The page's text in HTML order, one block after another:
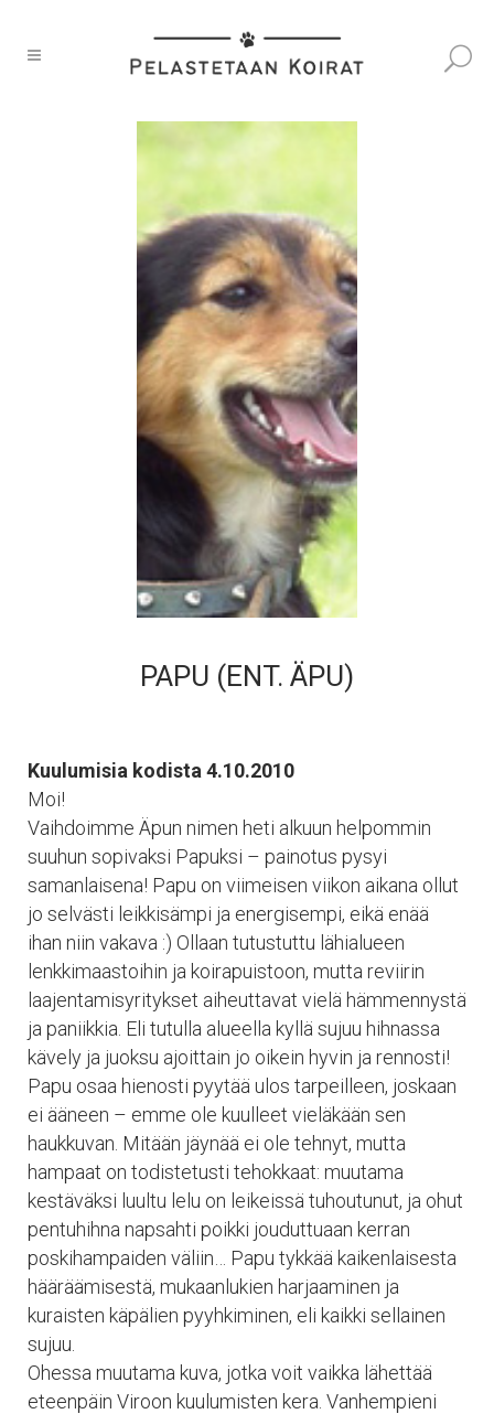
PAPU (ENT. ÄPU)
Kuulumisia kodista 4.10.2010
Moi!
Vaihdoimme Äpun nimen heti alkuun helpommin
suuhun sopivaksi Papuksi – painotus pysyi
samanlaisena! Papu on viimeisen viikon aikana ollut
jo selvästi leikkisämpi ja energisempi, eikä enää
ihan niin vakava :) Ollaan tutustuttu lähialueen
lenkkimaastoihin ja koirapuistoon, mutta reviirin
laajentamisyritykset aiheuttavat vielä hämmennystä
ja paniikkia. Eli tutulla alueella kyllä sujuu hihnassa
kävely ja juoksu ajoittain jo oikein hyvin ja rennosti!
Papu osaa hienosti pyytää ulos tarpeilleen, joskaan
ei ääneen – emme ole kuulleet vieläkään sen
haukkuvan. Mitään jäynää ei ole tehnyt, mutta
hampaat on todistetusti tehokkaat: muutama
kestäväksi luultu lelu on leikeissä tuhoutunut, ja ohut
pentuhihna napsahti poikki jouduttuaan kerran
poskihampaiden väliin… Papu tykkää kaikenlaisesta
hääräämisestä, mukaanlukien harjaaminen ja
kuraisten käpälien pyyhkiminen, eli kaikki sellainen
sujuu.
Ohessa muutama kuva, jotka voit vaikka lähettää
eteenpäin Viroon kuulumisten kera. Vanhempieni